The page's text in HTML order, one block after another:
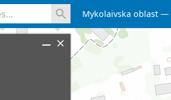
Mykolaivska oblast